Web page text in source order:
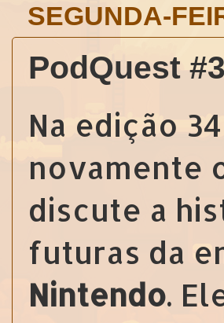
SEGUNDA-
PodQuest
Na edição
novamente
discute a
futuras da
Nintendo.